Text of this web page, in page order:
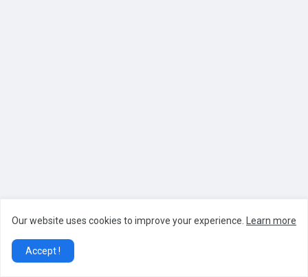
Our website uses cookies to improve your experience. Learn more
Accept !